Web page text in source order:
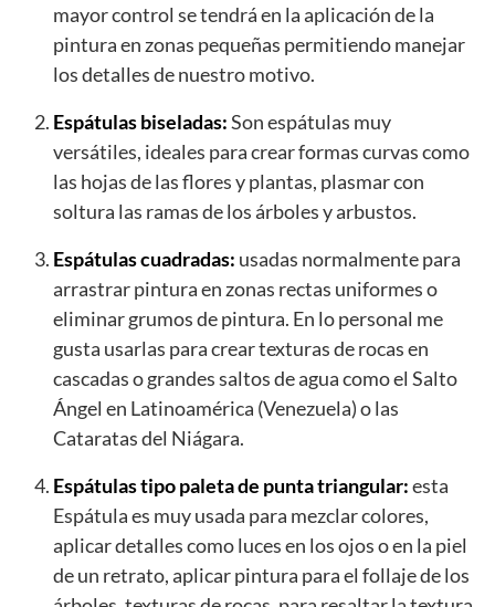
mayor control se tendrá en la aplicación de la
pintura en zonas pequeñas permitiendo manejar
los detalles de nuestro motivo.
Espátulas biseladas:Son espátulas muy
versátiles, ideales para crear formas curvas como
las hojas de las flores y plantas, plasmar con
soltura las ramas de los árboles y arbustos.
Espátulas cuadradas: usadas normalmente para
arrastrar pintura en zonas rectas uniformes o
eliminar grumos de pintura. En lo personal me
gusta usarlas para crear texturas de rocas en
cascadas o grandes saltos de agua como el Salto
Ángel en Latinoamérica (Venezuela) o las
Cataratas del Niágara.
Espátulas tipo paleta de punta triangular:esta
Espátula es muy usada para mezclar colores,
aplicar detalles como luces en los ojos o en la piel
de un retrato, aplicar pintura para el follaje de los